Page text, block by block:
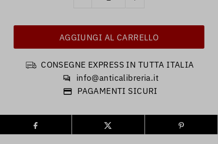
CONSEGNE EXPRESS IN TUTTA ITALIA
info@anticalibreria.it
PAGAMENTI SICURI